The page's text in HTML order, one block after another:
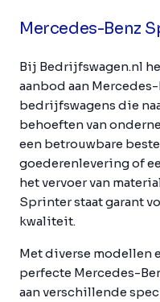
Mercedes-Benz
Bij Bedrijfswagen.nl
aanbod aan
bedrijfswagens die
behoeften van
een betrouwbare
goederenlevering of
het vervoer van
Sprinter staat garant
kwaliteit.
Met diverse modellen
perfecte Mercedes-
aan verschillende